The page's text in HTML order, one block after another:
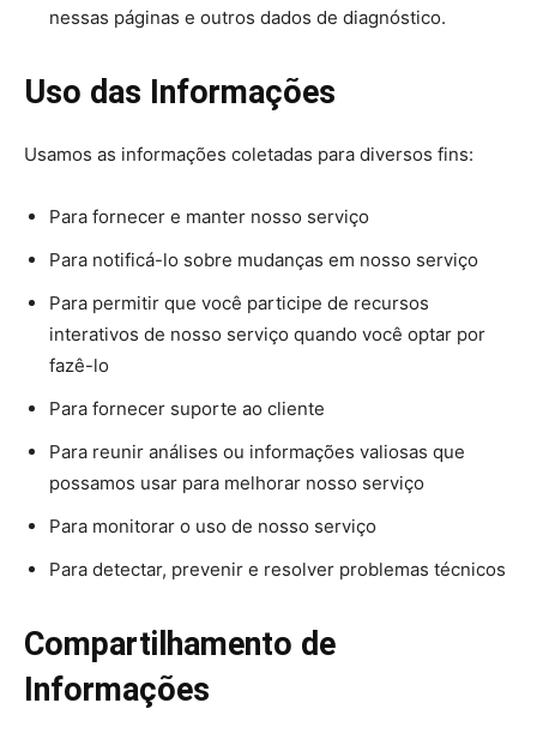
nessas páginas e outros dados de diagnóstico.
Uso das Informações
Usamos as informações coletadas para diversos fins:
Para fornecer e manter nosso serviço
Para notificá-lo sobre mudanças em nosso serviço
Para permitir que você participe de recursos
interativos de nosso serviço quando você optar por
fazê-lo
Para fornecer suporte ao cliente
Para reunir análises ou informações valiosas que
possamos usar para melhorar nosso serviço
Para monitorar o uso de nosso serviço
Para detectar, prevenir e resolver problemas técnicos
Compartilhamento de
Informações